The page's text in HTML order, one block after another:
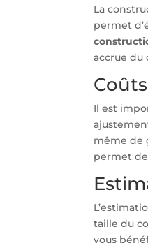
La
permet
accrue du
Il est
même de
permet
taille du
vous